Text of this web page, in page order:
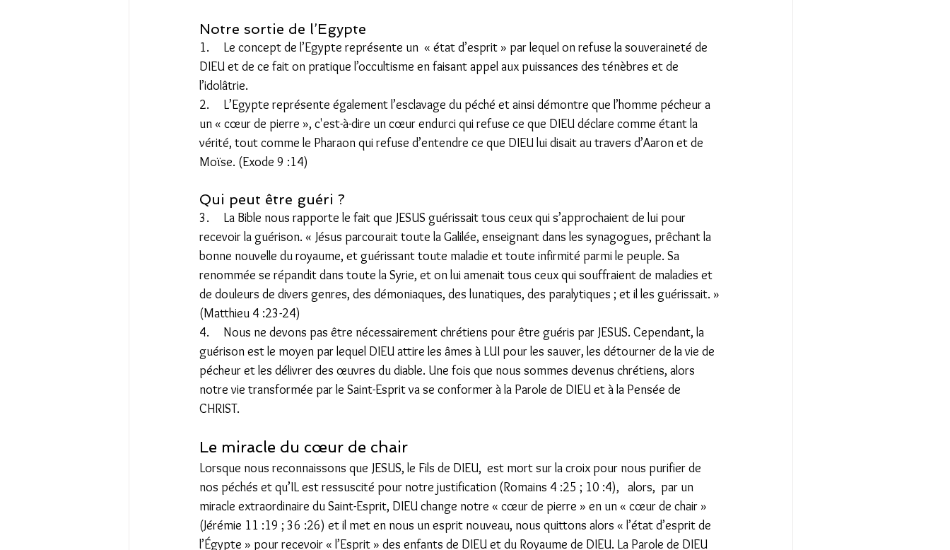
Notre sortie de l’Egypte
1.     Le concept de l’Egypte représente un  « état d’esprit » par lequel on refuse la souveraineté de
DIEU et de ce fait on pratique l’occultisme en faisant appel aux puissances des ténèbres et de
l’idolâtrie.
2.     L’Egypte représente également l’esclavage du péché et ainsi démontre que l’homme pécheur a
un « cœur de pierre », c'est-à-dire un cœur endurci qui refuse ce que DIEU déclare comme étant la
vérité, tout comme le Pharaon qui refuse d’entendre ce que DIEU lui disait au travers d’Aaron et de
Moïse. (Exode 9 :14)
Qui peut être guéri ?
3.     La Bible nous rapporte le fait que JESUS guérissait tous ceux qui s’approchaient de lui pour
recevoir la guérison. « Jésus parcourait toute la Galilée, enseignant dans les synagogues, prêchant la
bonne nouvelle du royaume, et guérissant toute maladie et toute infirmité parmi le peuple. Sa
renommée se répandit dans toute la Syrie, et on lui amenait tous ceux qui souffraient de maladies et
de douleurs de divers genres, des démoniaques, des lunatiques, des paralytiques ; et il les guérissait. »
(Matthieu 4 :23-24)
4.     Nous ne devons pas être nécessairement chrétiens pour être guéris par JESUS. Cependant, la
guérison est le moyen par lequel DIEU attire les âmes à LUI pour les sauver, les détourner de la vie de
pécheur et les délivrer des œuvres du diable. Une fois que nous sommes devenus chrétiens, alors
notre vie transformée par le Saint-Esprit va se conformer à la Parole de DIEU et à la Pensée de
CHRIST.
Le miracle du cœur de chair
Lorsque nous reconnaissons que JESUS, le Fils de DIEU,  est mort sur la croix pour nous purifier de
nos péchés et qu’IL est ressuscité pour notre justification (Romains 4 :25 ; 10 :4),   alors,  par un
miracle extraordinaire du Saint-Esprit, DIEU change notre « cœur de pierre » en un « cœur de chair »
(Jérémie 11 :19 ; 36 :26) et il met en nous un esprit nouveau, nous quittons alors « l’état d’esprit de
l’Égypte » pour recevoir « l’Esprit » des enfants de DIEU et du Royaume de DIEU. La Parole de DIEU